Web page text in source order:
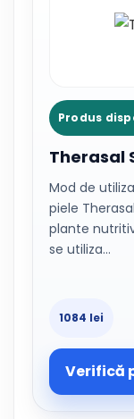
Produs
Therasal
Mod de
piele
plante
se utiliza…
1084 lei
Verifică